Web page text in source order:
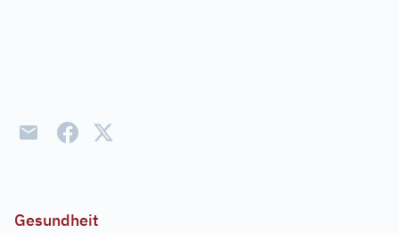
Gesundheit